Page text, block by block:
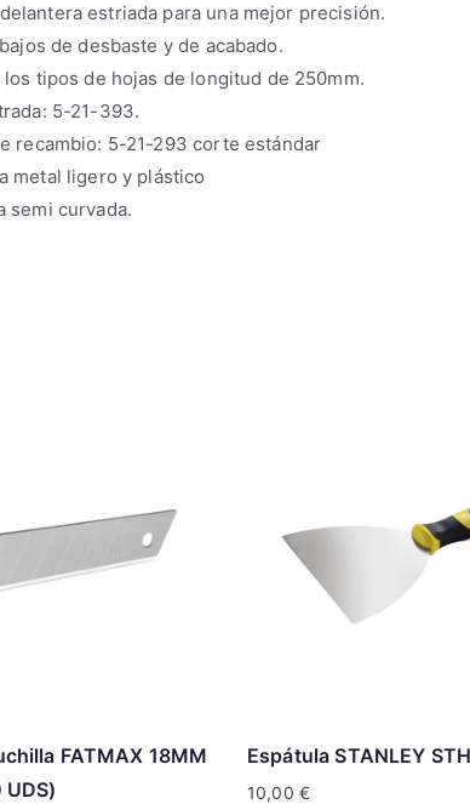
estriada para una mejor precisión.
de desbaste y de acabado.
tipos de hojas de longitud de 250mm.
5-21-393.
recambio: 5-21-293 corte estándar
metal ligero y plástico
semi curvada.
FATMAX 18MM
UDS)
Espátula STANLEY
10,00 €